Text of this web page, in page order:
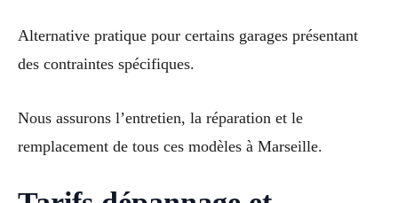
Alternative pratique pour certains garages présentant
des contraintes spécifiques.
Nous assurons l’entretien, la réparation et le
remplacement de tous ces modèles à Marseille.